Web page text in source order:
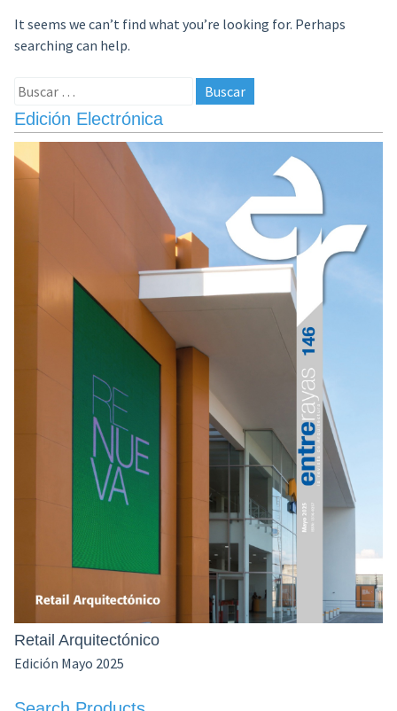
It seems we can’t find what you’re looking for. Perhaps
searching can help.
Buscar:
Edición Electrónica
Retail Arquitectónico
Edición Mayo 2025